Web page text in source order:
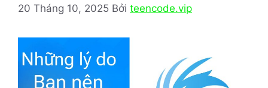
20 Tháng 10, 2025 Bởi teencode.vip